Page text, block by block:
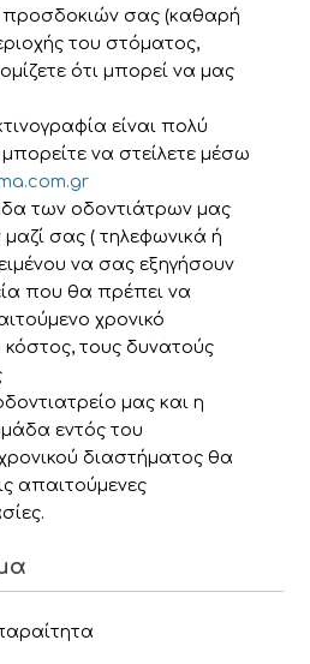
προσδοκιών σας (καθαρή
του στόματος,
ότι μπορεί να μας
είναι πολύ
να στείλετε μέσω
των οδοντιάτρων μας
σας ( τηλεφωνικά ή
να σας εξηγήσουν
που θα πρέπει να
χρονικό
τους δυνατούς
μας και η
εντός του
διαστήματος θα
απαιτούμενες